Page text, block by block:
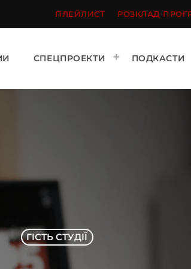
ПЛЕЙЛИСТ РОЗКЛАД
СПЕЦПРОЕКТИ ПОДКАСТИ
ГІСТЬ СТУДІЇ